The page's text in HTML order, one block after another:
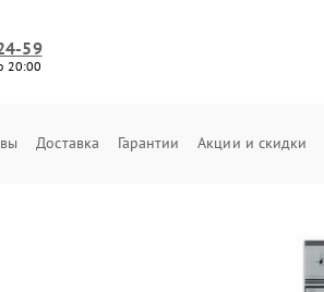
59
20:00
Доставка Гарантии Акции и скидки